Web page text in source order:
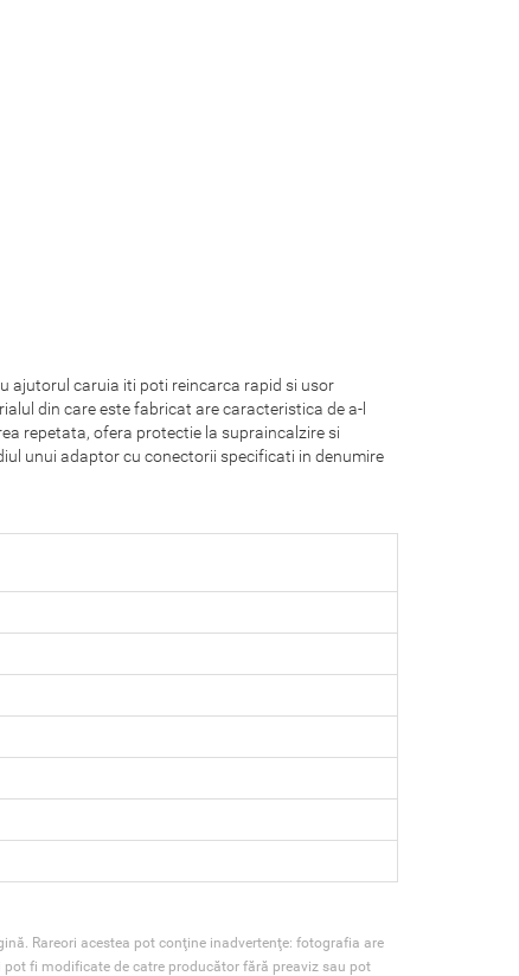
ajutorul caruia iti poti reincarca rapid si usor
din care este fabricat are caracteristica de a-l
repetata, ofera protectie la supraincalzire si
unui adaptor cu conectorii specificati in denumire
Rareori acestea pot conţine inadvertenţe: fotografia are
fi modificate de catre producător fără preaviz sau pot